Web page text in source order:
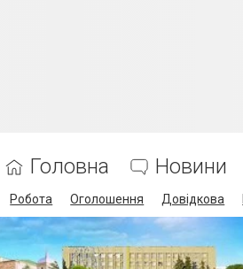
Головна Новини
Робота Оголошення Довідкова